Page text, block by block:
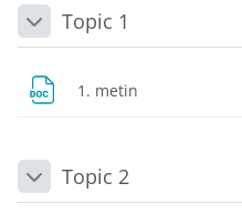
DaraltTopic 1
1. metin
DaraltTopic 2